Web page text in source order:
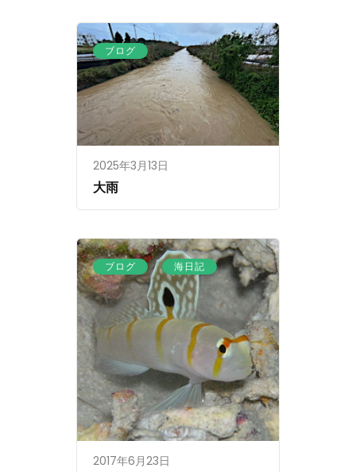
ブログ
2025年3月13日
大雨
ブログ 、 海日記
2017年6月23日